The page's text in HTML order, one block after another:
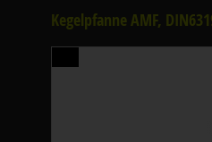
Kegelpfanne AMF,